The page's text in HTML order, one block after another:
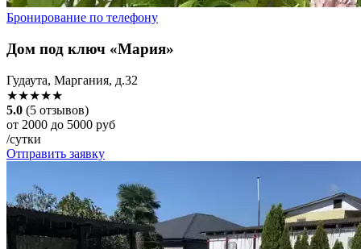
Бронирование по телефону
Дом под ключ «Мария»
Гудаута, Маргания, д.32
★★★★★
5.0 (5 отзывов)
от 2000 до 5000 руб
/сутки
Отправить заявку